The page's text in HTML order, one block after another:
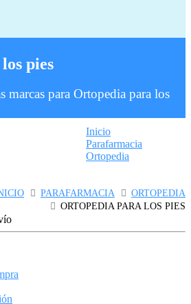
pies
marcas para Ortopedia para los
Inicio
Parafarmacia
Ortopedia
PARAFARMACIA
ORTOPEDIA
ORTOPEDIA PARA LOS PIES